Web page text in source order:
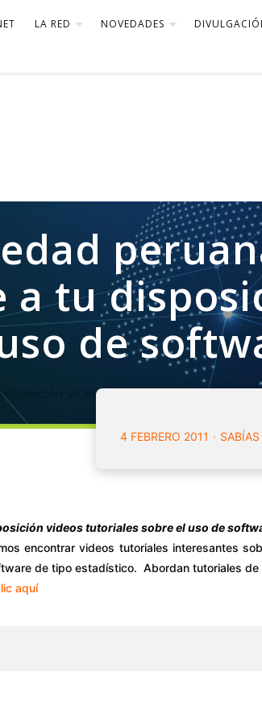
LA RED NOVEDADES
a tu
de
videos tutoriales sobre el uso
4 FEBRERO 2011
videos tutoriales sobre el uso de
encontrar videos tutoriales interesantes
de tipo estadístico. Abordan tutoriales
aquí